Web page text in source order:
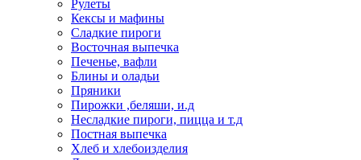
Рулеты
Кексы и мафины
Сладкие пироги
Восточная выпечка
Печенье, вафли
Блины и оладьи
Пряники
Пирожки ,беляши, и.д
Несладкие пироги, пицца и т.д
Постная выпечка
Хлеб и хлебоизделия